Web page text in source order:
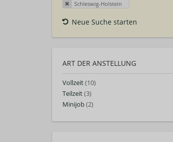
Schleswig-Holstein
Neue Suche starten
ART DER ANSTELLUNG
Vollzeit(10)
Teilzeit(3)
Minijob(2)